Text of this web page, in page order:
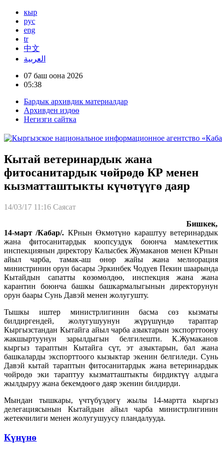
кыр
рус
eng
tr
中文
العربية
07 баш оона 2026
05:38
Бардык архивдик материалдар
Архивден издөө
Негизги сайтка
Кытай ветеринардык жана
фитосанитардык чөйрөдө КР менен
кызматташтыкты күчөтүүгө даяр
14/03/17 11:16 Саясат
Бишкек,
14-март /Кабар/. КРнын Өкмөтүнө караштуу ветеринардык
жана фитосанитардык коопсуздук боюнча мамлекеттик
инспекциянын директору Калысбек Жумаканов менен КРнын
айыл чарба, тамак-аш өнөр жайы жана мелиорация
министринин орун басары Эркинбек Чодуев Пекин шаарында
Кытайдын сапатты көзөмөлдөө, инспекция жана жана
карантин боюнча башкы башкармалыгынын директорунун
орун баары Сунь Давэй менен жолугушту.
Тышкы иштер министрлигинин басма сөз кызматы
билдиргендей, жолугушуунун жүрүшүндө тараптар
Кыргызстандан Кытайга айыл чарба азыктарын экспорттоону
жакшыртуунун зарылдыгын белгилешти. К.Жумаканов
кыргыз тараптын Кытайга сүт, эт азыктарын, бал жана
башкаларды экспорттоого кызыктар экенин белгиледи. Сунь
Давэй кытай тараптын фитосанитардык жана ветеринардык
чөйрөдө эки тараптуу кызматташтыкты бирдиктүү алдыга
жылдыруу жана бекемдөөгө даяр экенин билдирди.
Мындан тышкары, үчтүбүздөгү жылы 14-мартта кыргыз
делегациясынын Кытайдын айыл чарба министрлигинин
жетекчилиги менен жолугушуусу пландалууда.
Күнүнө